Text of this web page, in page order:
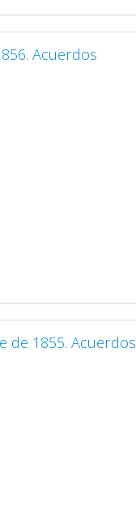
Acuerdos
de 1855. Acuerdos